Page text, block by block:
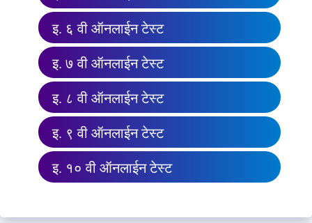
इ. ६ वी ऑनलाईन टेस्ट
इ. ७ वी ऑनलाईन टेस्ट
इ. ८ वी ऑनलाईन टेस्ट
इ. ९ वी ऑनलाईन टेस्ट
इ. १० वी ऑनलाईन टेस्ट